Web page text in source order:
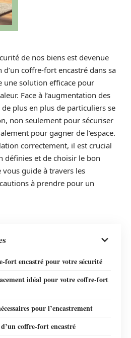
de nos biens est devenue
coffre-fort encastré dans sa
une solution efficace pour
Face à l’augmentation des
plus en plus de particuliers se
non seulement pour sécuriser
pour gagner de l’espace.
correctement, il est crucial
définies et de choisir le bon
guide à travers les
à prendre pour un
fort encastré pour votre sécurité
idéal pour votre coffre-fort
pour l’encastrement
coffre-fort encastré